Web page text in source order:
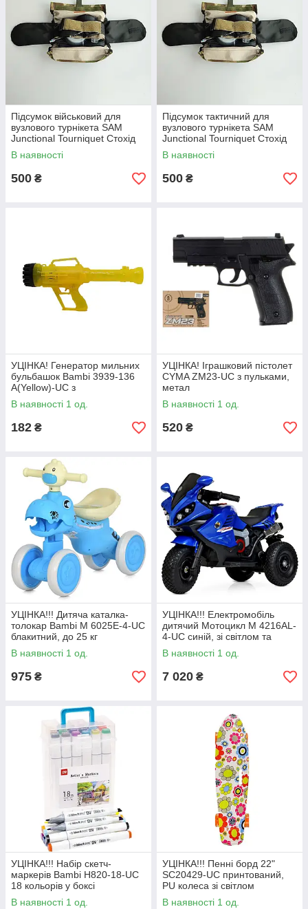
Підсумок військовий для
вузлового турнікета SAM
Junctional Tourniquet Стохід
Мультикам
В наявності
500 ₴
Підсумок тактичний для
вузлового турнікета SAM
Junctional Tourniquet Стохід
Койот
В наявності
500 ₴
УЦІНКА! Генератор мильних
бульбашок Bambi 3939-136
A(Yellow)-UC з
підсвічуванням
В наявності 1 од.
182 ₴
УЦІНКА! Іграшковий пістолет
CYMA ZM23-UC з пульками,
метал
В наявності 1 од.
520 ₴
УЦІНКА!!! Дитяча каталка-
толокар Bambi M 6025E-4-UC
блакитний, до 25 кг
В наявності 1 од.
975 ₴
УЦІНКА!!! Електромобіль
дитячий Мотоцикл M 4216AL-
4-UC синій, зі світлом та
звуком
В наявності 1 од.
7 020 ₴
УЦІНКА!!! Набір скетч-
маркерів Bambi H820-18-UC
18 кольорів у боксі
В наявності 1 од.
УЦІНКА!!! Пенні борд 22"
SC20429-UC принтований,
PU колеса зі світлом
В наявності 1 од.